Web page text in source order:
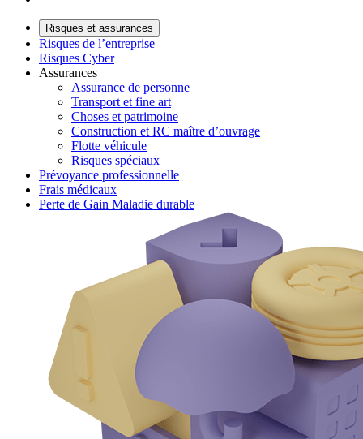
Risques et assurances
Risques de l’entreprise
Risques Cyber
Assurances
Assurance de personne
Transport et fine art
Choses et patrimoine
Construction et RC maître d’ouvrage
Flotte véhicule
Risques spéciaux
Prévoyance professionnelle
Frais médicaux
Perte de Gain Maladie durable